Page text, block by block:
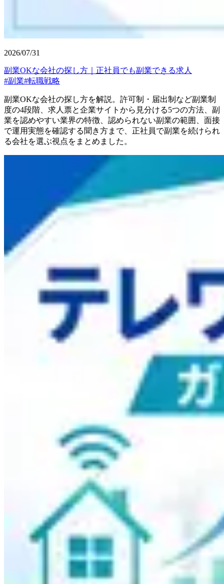
2026/07/31
副業OKな会社の探し方｜正社員でも副業できる求人
#副業#転職戦略
副業OKな会社の探し方を解説。許可制・届出制など副業制
度の4段階、求人票と企業サイトから見分ける5つの方法、副
業を認めやすい業界の特徴、認められない副業の範囲、面接
で運用実態を確認する聞き方まで、正社員で副業を続けられ
る会社を選ぶ視点をまとめました。